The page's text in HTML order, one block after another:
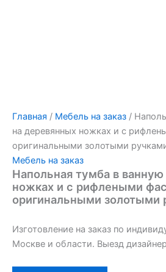
Главная / Мебель на заказ /
на деревянных ножках и с
оригинальными золотыми
Мебель на заказ
Напольная тумба в
ножках и с рифлеными
оригинальными золотыми
Изготовление на заказ по
Москве и области. Выезд